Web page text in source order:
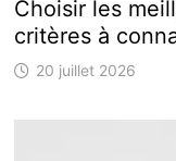
Choisir les
critères à
20 juillet 2026